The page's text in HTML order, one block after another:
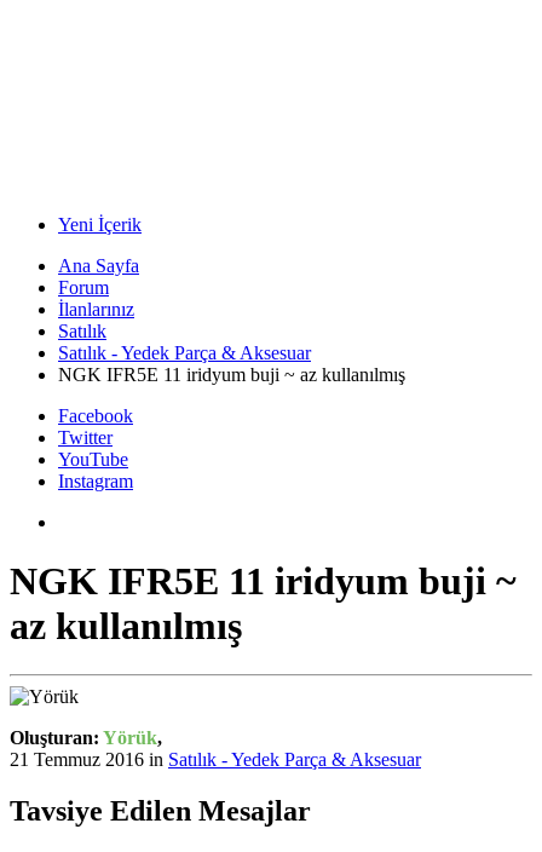
Yeni İçerik
Ana Sayfa
Forum
İlanlarınız
Satılık
Satılık - Yedek Parça & Aksesuar
NGK IFR5E 11 iridyum buji ~ az kullanılmış
Facebook
Twitter
YouTube
Instagram
NGK IFR5E 11 iridyum buji ~
az kullanılmış
Oluşturan: Yörük,
21 Temmuz 2016 in Satılık - Yedek Parça & Aksesuar
Tavsiye Edilen Mesajlar